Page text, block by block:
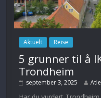
Aktuelt Reise
5 grunner til å
Trondheim
september 3, 2025